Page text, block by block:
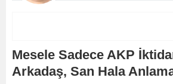
Mesele Sadece AKP
Arkadaş, San Hala